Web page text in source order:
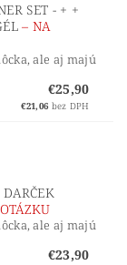
SET - + +
– NA
ale aj majú
€25,90
€21,06 bez DPH
ale aj majú
€23,90